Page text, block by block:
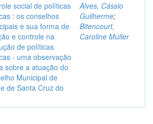
social de políticas
: os conselhos
e sua forma de
e controle na
de políticas
- uma observação
sobre a atuação do
Municipal de
de Santa Cruz do
Alves, Cássio
Guilherme;
Bitencourt,
Caroline Muller